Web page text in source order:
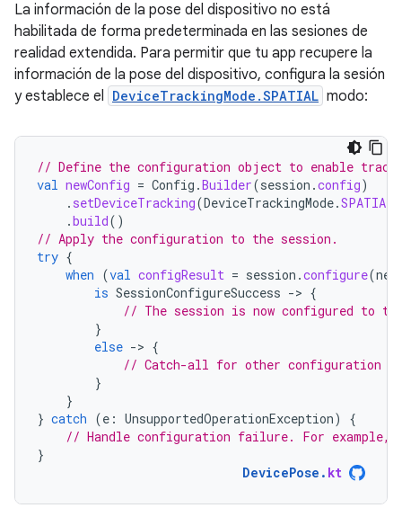
La información de la pose del dispositivo no está
habilitada de forma predeterminada en las sesiones de
realidad extendida. Para permitir que tu app recupere la
información de la pose del dispositivo, configura la sesión
y establece el DeviceTrackingMode.SPATIAL modo:
// Define the configuration object to enable
val newConfig = Config .Builder(session .config)
. setDeviceTracking(DeviceTrackingMode.SPATIAL
.build()
// Apply the configuration to the session.
try {
when (val configResult = session .configure(
is SessionConfigureSuccess -> {
// The session is now configured to
}
else -> {
// Catch-all for other configuration
}
}
} catch (e : UnsupportedOperationException)
{
// Handle configuration failure. For
}
DevicePose . kt